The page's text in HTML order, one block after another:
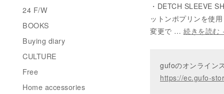
・DETCH SLEEVE
ットンポプリンを使
変更で … 続きを読む
gufoのオンライン
https://ec.gufo-
24 F/W
BOOKS
Buying diary
CULTURE
Free
Home accessories